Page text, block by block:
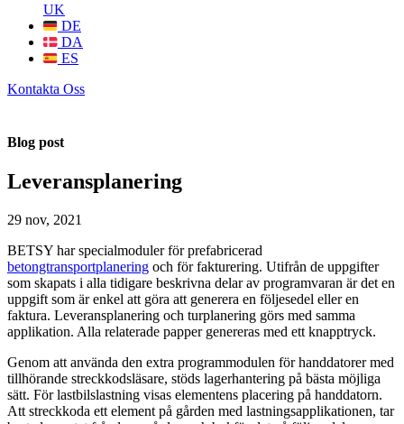
UK
DE
DA
ES
Kontakta Oss
Blog post
Leveransplanering
29 nov, 2021
BETSY har specialmoduler för prefabricerad
betongtransportplanering och för fakturering. Utifrån de uppgifter
som skapats i alla tidigare beskrivna delar av programvaran är det en
uppgift som är enkel att göra att generera en följesedel eller en
faktura. Leveransplanering och turplanering görs med samma
applikation. Alla relaterade papper genereras med ett knapptryck.
Genom att använda den extra programmodulen för handdatorer med
tillhörande streckkodsläsare, stöds lagerhantering på bästa möjliga
sätt. För lastbilslastning visas elementens placering på handdatorn.
Att streckkoda ett element på gården med lastningsapplikationen, tar